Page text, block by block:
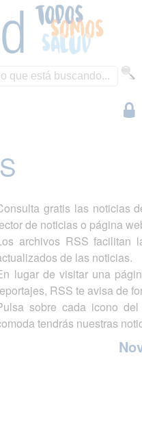
gratis las noticias
de noticias o página
archivos RSS facilitan
de las noticias.
lugar de visitar una
RSS te avisa de
sobre cada icono
tendrás nuestras